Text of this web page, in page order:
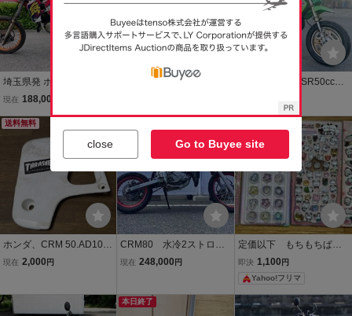
埼玉県発 ホンダ CRM50
-2 動画有 検索）XT
現在 188,001
スズキ 93' RM 250 中
★カワサキ KSR50cc★
確認可★全国発送対応★
送料無料
ホンダ、CRM 50.AD10シ
ュライド カバー
現在 2,000 円
CRM80 水冷2ストロー
ク単気筒 HD12 ローン可
現在 248,000 円
定価以下 もちもちぱん
だ ジュエルプチドロップ
ステッカー 4枚セット カ
ミオジャパン
即決 1,100 円
Yahoo!フリマ
本日終了
close Go to Buyee site